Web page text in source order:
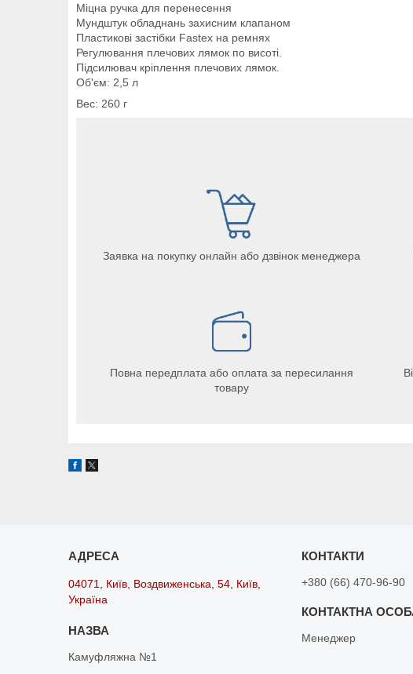
Міцна ручка для перенесення
Мундштук обладнань захисним клапаном
Пластикові застібки Fastex на ремнях
Регулювання плечових лямок по висоті.
Підсилювач кріплення плечових лямок.
Об'єм: 2,5 л
Вес: 260 г
Заявка на покупку онлайн або дзвінок менеджера
Повна передплата або оплата за пересилання
товару
04071, Київ, Воздвиженська, 54, Київ,
Україна
Камуфляжна №1
+380 (66) 470-96-90
Менеджер